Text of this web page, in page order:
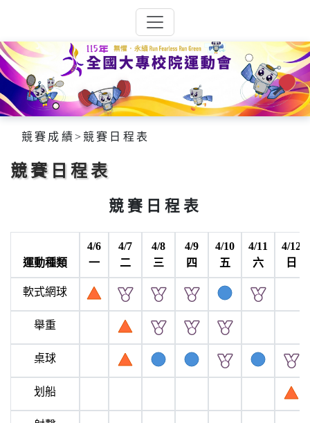
競賽成績> 競賽日程表
競賽日程表
競賽日程表
運動種類
4/6
一
4/7
二
4/8
三
4/9
四
4/10
五
4/11
六
4/12
日
軟式網球
舉重
桌球
划船